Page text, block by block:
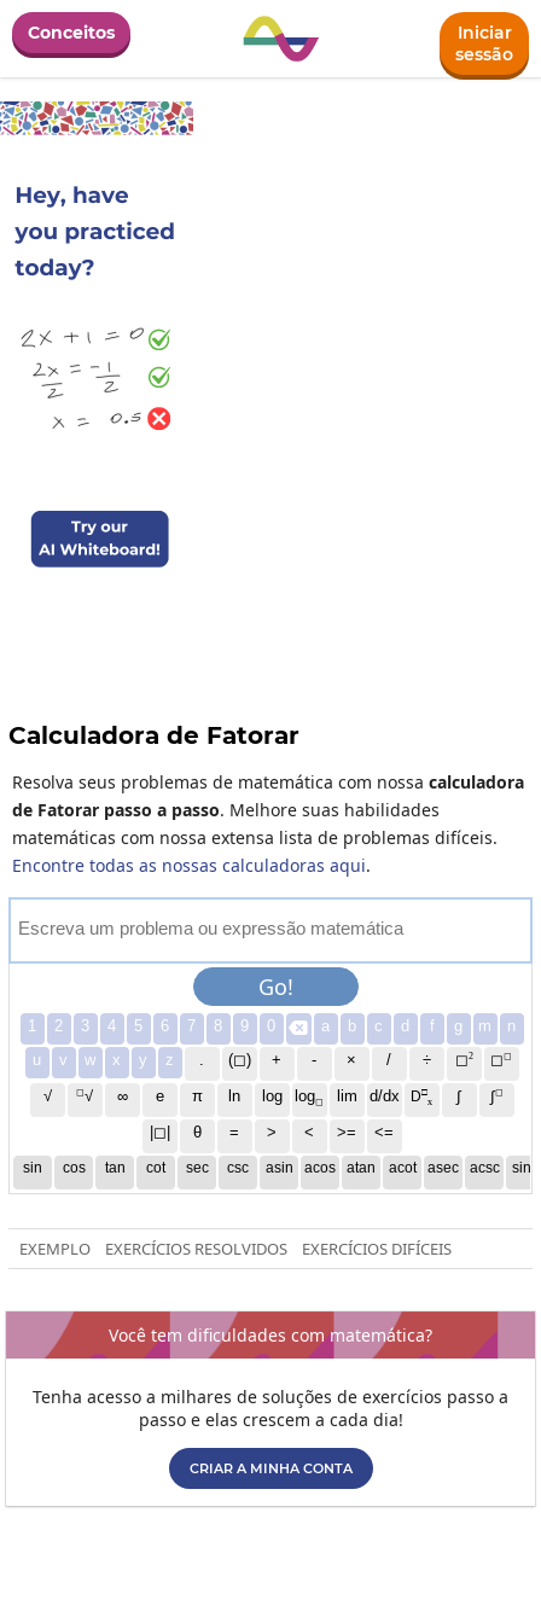
Conceitos
Iniciar
sessão
Calculadora de Fatorar
Resolva seus problemas de matemática com nossa calculadora
de Fatorar passo a passo. Melhore suas habilidades
matemáticas com nossa extensa lista de problemas difíceis.
Encontre todas as nossas calculadoras aqui.
Escreva um problema ou expressão matemática
Go!
1 2 3 4 5 6 7 8 9 0  a b c d f g m
n
u
v w x y z . (◻) + - × / ÷ ◻2 ◻◻
√ ◻√ ∞ e π ln log log◻ lim d/dx D□
x
∫ ∫◻
|◻| θ = > < >= <=
sin cos tan cot sec csc asin acos atan acot asec acsc sinh
EXEMPLO EXERCÍCIOS RESOLVIDOS EXERCÍCIOS DIFÍCEIS
Você tem dificuldades com matemática?
Tenha acesso a milhares de soluções de exercícios passo a
passo e elas crescem a cada dia!
CRIAR A MINHA CONTA